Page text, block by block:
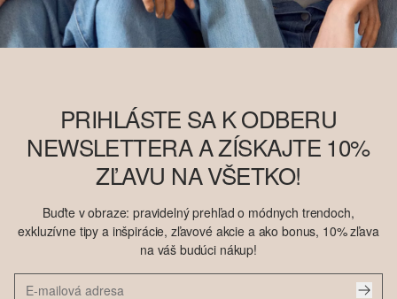
PRIHLÁSTE SA K ODBERU
NEWSLETTERA A ZÍSKAJTE 10%
ZĽAVU NA VŠETKO!
Buďte v obraze: pravidelný prehľad o módnych trendoch,
exkluzívne tipy a inšpirácie, zľavové akcie a ako bonus, 10% zľava
na váš budúci nákup!